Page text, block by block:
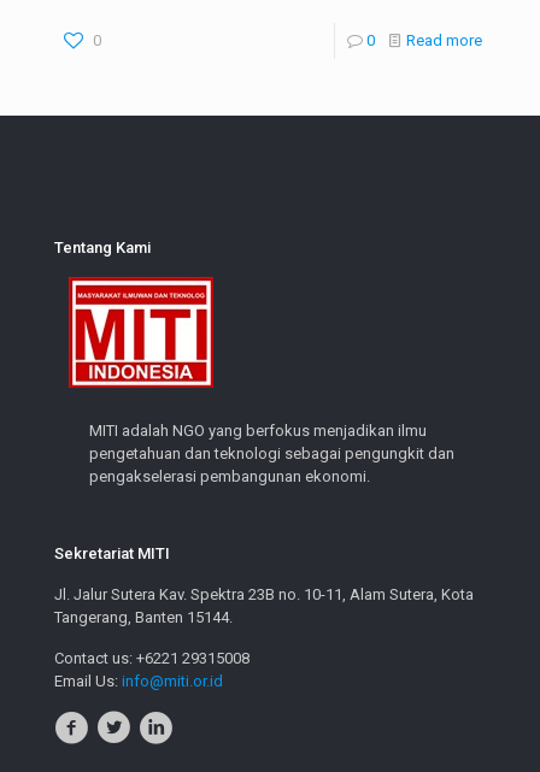
0 0 Read more
Tentang Kami
MITI adalah NGO yang berfokus menjadikan ilmu
pengetahuan dan teknologi sebagai pengungkit dan
pengakselerasi pembangunan ekonomi.
Sekretariat MITI
Jl. Jalur Sutera Kav. Spektra 23B no. 10-11, Alam Sutera, Kota
Tangerang, Banten 15144.
Contact us: +6221 29315008
Email Us: info@miti.or.id